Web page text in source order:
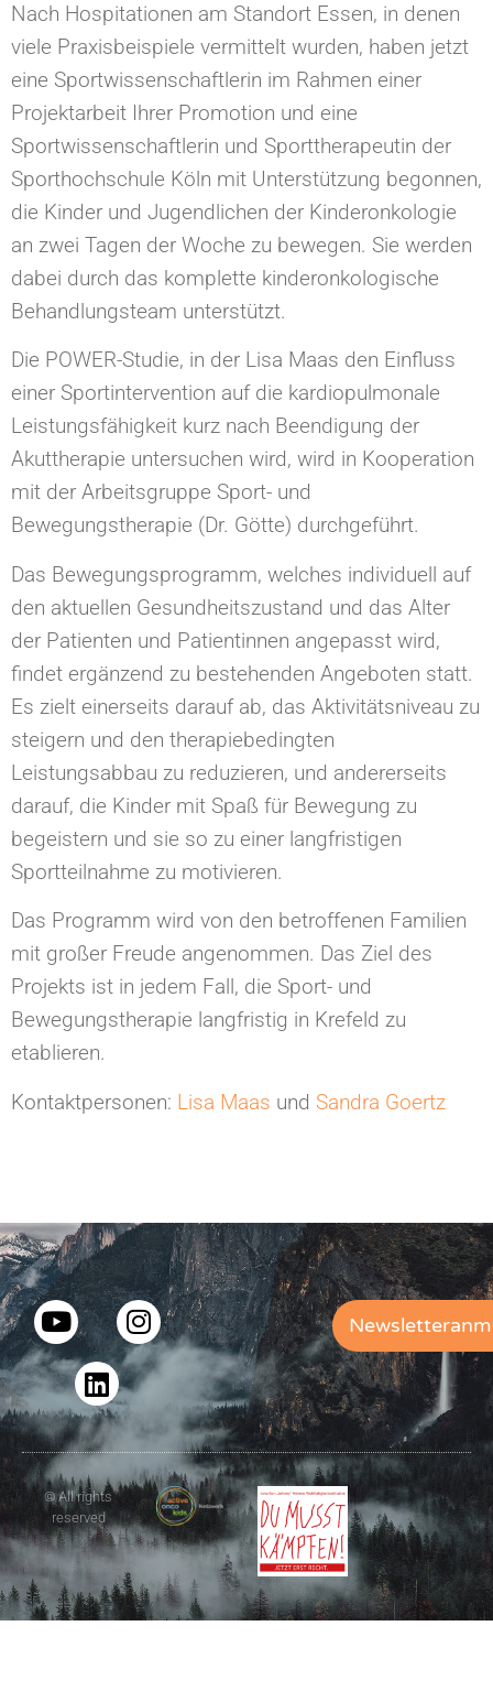
Nach Hospitationen am Standort Essen, in denen
viele Praxisbeispiele vermittelt wurden, haben jetzt
eine Sportwissenschaftlerin im Rahmen einer
Projektarbeit Ihrer Promotion und eine
Sportwissenschaftlerin und Sporttherapeutin der
Sporthochschule Köln mit Unterstützung begonnen,
die Kinder und Jugendlichen der Kinderonkologie
an zwei Tagen der Woche zu bewegen. Sie werden
dabei durch das komplette kinderonkologische
Behandlungsteam unterstützt.
Die POWER-Studie, in der Lisa Maas den Einfluss
einer Sportintervention auf die kardiopulmonale
Leistungsfähigkeit kurz nach Beendigung der
Akuttherapie untersuchen wird, wird in Kooperation
mit der Arbeitsgruppe Sport- und
Bewegungstherapie (Dr. Götte) durchgeführt.
Das Bewegungsprogramm, welches individuell auf
den aktuellen Gesundheitszustand und das Alter
der Patienten und Patientinnen angepasst wird,
findet ergänzend zu bestehenden Angeboten statt.
Es zielt einerseits darauf ab, das Aktivitätsniveau zu
steigern und den therapiebedingten
Leistungsabbau zu reduzieren, und andererseits
darauf, die Kinder mit Spaß für Bewegung zu
begeistern und sie so zu einer langfristigen
Sportteilnahme zu motivieren.
Das Programm wird von den betroffenen Familien
mit großer Freude angenommen. Das Ziel des
Projekts ist in jedem Fall, die Sport- und
Bewegungstherapie langfristig in Krefeld zu
etablieren.
Kontaktpersonen: Lisa Maas und Sandra Goertz
© All rights
reserved